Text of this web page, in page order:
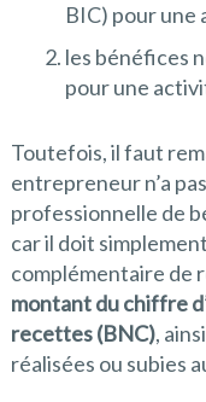
BIC) pour une
les bénéfices
pour une
Toutefois, il faut
entrepreneur n’a
professionnelle de
car il doit
complémentaire de
montant du chiffre
recettes (BNC),
réalisées ou subies